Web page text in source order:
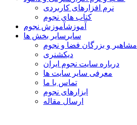
نرم افزارهای کاربردی
کتاب های نجوم
آموزشآموزش نجوم
سایر سایر بخش ها
مشاهیر و بزرگان فضا و نجوم
دیکشنری
درباره سایت نجوم ایران
معرفی سایر سایت ها
تماس با ما
ابزارهای نجوم
ارسال مقاله